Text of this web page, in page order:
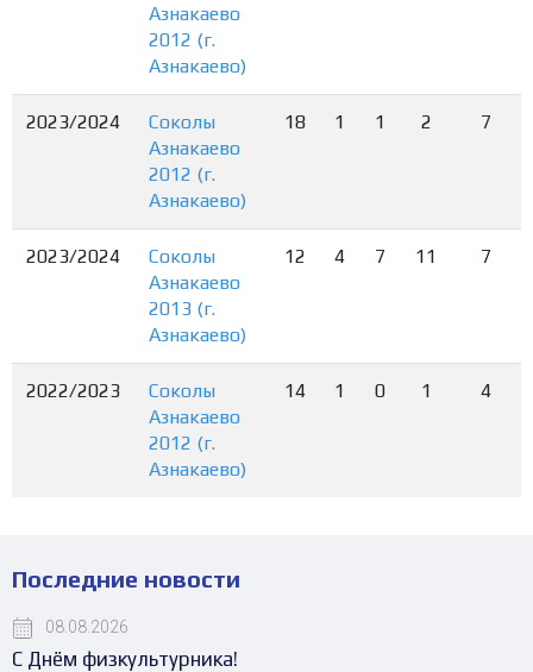
Азнакаево
2012 (г.
Азнакаево)
2023/2024
Соколы
Азнакаево
2012 (г.
Азнакаево)
18 1 1 2 7
2023/2024
Соколы
Азнакаево
2013 (г.
Азнакаево)
12 4 7 11 7
2022/2023
Соколы
Азнакаево
2012 (г.
Азнакаево)
14 1 0 1 4
Последние новости
08.08.2026
С Днём физкультурника!